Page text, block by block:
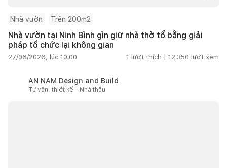
Nhà vườn Trên 200m2
Nhà vườn tại Ninh Bình gìn giữ nhà thờ tổ bằng giải
pháp tổ chức lại không gian
27/06/2026, lúc 10:00 1 lượt thích | 12.350 lượt xem
AN NAM Design and Build
Tư vấn, thiết kế - Nhà thầu